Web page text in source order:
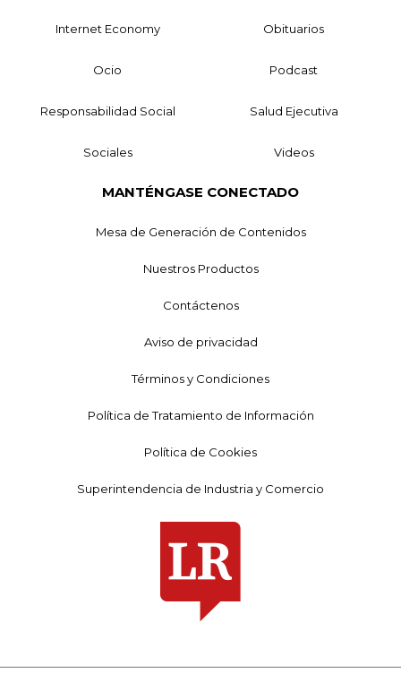
Internet Economy Obituarios
Ocio Podcast
Responsabilidad Social Salud Ejecutiva
Sociales Videos
MANTÉNGASE CONECTADO
Mesa de Generación de Contenidos
Nuestros Productos
Contáctenos
Aviso de privacidad
Términos y Condiciones
Política de Tratamiento de Información
Política de Cookies
Superintendencia de Industria y Comercio